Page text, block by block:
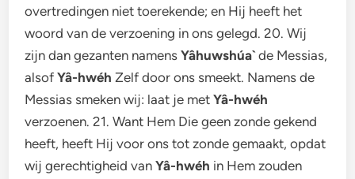
overtredingen niet toerekende; en Hij heeft het
woord van de verzoening in ons gelegd. 20. Wij
zijn dan gezanten namensYâhuwshúa`de Messias,
alsofYâ-hwéh Zelf door ons smeekt. Namens de
Messias smeken wij: laat je metYâ-hwéh
verzoenen. 21. Want Hem Die geen zonde gekend
heeft, heeft Hij voor ons tot zonde gemaakt, opdat
wij gerechtigheid vanYâ-hwéh in Hem zouden